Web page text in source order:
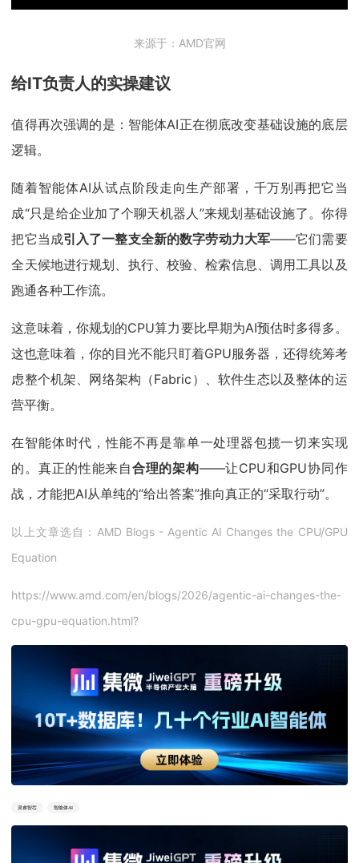
来源于：AMD官网
给IT负责人的实操建议
值得再次强调的是：智能体AI正在彻底改变基础设施的底层
逻辑。
随着智能体AI从试点阶段走向生产部署，千万别再把它当
成“只是给企业加了个聊天机器人”来规划基础设施了。你得
把它当成引入了一整支全新的数字劳动力大军——它们需要
全天候地进行规划、执行、校验、检索信息、调用工具以及
跑通各种工作流。
这意味着，你规划的CPU算力要比早期为AI预估时多得多。
这也意味着，你的目光不能只盯着GPU服务器，还得统筹考
虑整个机架、网络架构（Fabric）、软件生态以及整体的运
营平衡。
在智能体时代，性能不再是靠单一处理器包揽一切来实现
的。真正的性能来自合理的架构——让CPU和GPU协同作
战，才能把AI从单纯的“给出答案”推向真正的“采取行动”。
以上文章选自：AMD Blogs - Agentic AI Changes the CPU/GPU
Equation
https://www.amd.com/en/blogs/2026/agentic-ai-changes-the-
cpu-gpu-equation.html?
灵睿智芯 智能体AI